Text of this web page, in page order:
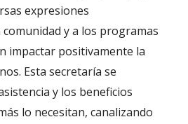
expresiones
y a los programas
impactar positivamente la
Esta secretaría se
y los beneficios
lo necesitan, canalizando